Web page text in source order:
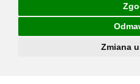
Zmiana